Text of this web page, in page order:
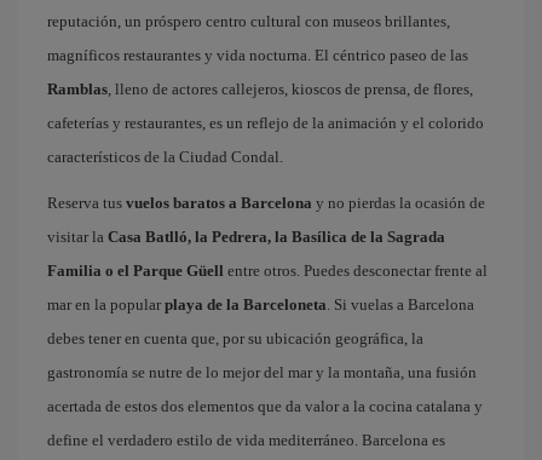
reputación, un próspero centro cultural con museos brillantes,
magníficos restaurantes y vida nocturna. El céntrico paseo de las
Ramblas, lleno de actores callejeros, kioscos de prensa, de flores,
cafeterías y restaurantes, es un reflejo de la animación y el colorido
característicos de la Ciudad Condal.
Reserva tus vuelos baratos a Barcelona y no pierdas la ocasión de
visitar la Casa Batlló, la Pedrera, la Basílica de la Sagrada
Familia o el Parque Güell entre otros. Puedes desconectar frente al
mar en la popular playa de la Barceloneta. Si vuelas a Barcelona
debes tener en cuenta que, por su ubicación geográfica, la
gastronomía se nutre de lo mejor del mar y la montaña, una fusión
acertada de estos dos elementos que da valor a la cocina catalana y
define el verdadero estilo de vida mediterráneo. Barcelona es